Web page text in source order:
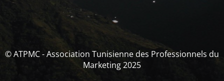
© ATPMC - Association Tunisienne des Professionnels du
Marketing 2025